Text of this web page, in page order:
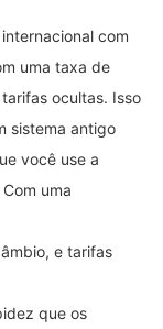
com
uma taxa de
ocultas. Isso
sistema antigo
você use a
uma
e tarifas
que os